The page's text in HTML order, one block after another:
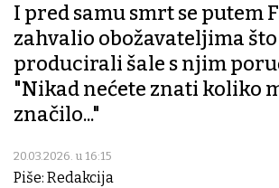
I pred samu smrt se putem
zahvalio obožavateljima što
producirali šale s njim
"Nikad nećete znati koliko
značilo..."
20.03.2026. u 16:15
Piše: Redakcija